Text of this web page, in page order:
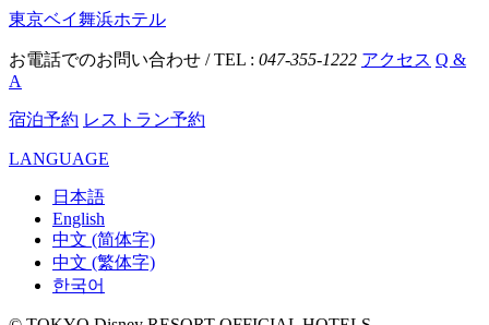
東京ベイ舞浜ホテル
お電話でのお問い合わせ / TEL : 047-355-1222 アクセス Q &
A
宿泊予約 レストラン予約
LANGUAGE
日本語
English
中文 (简体字)
中文 (繁体字)
한국어